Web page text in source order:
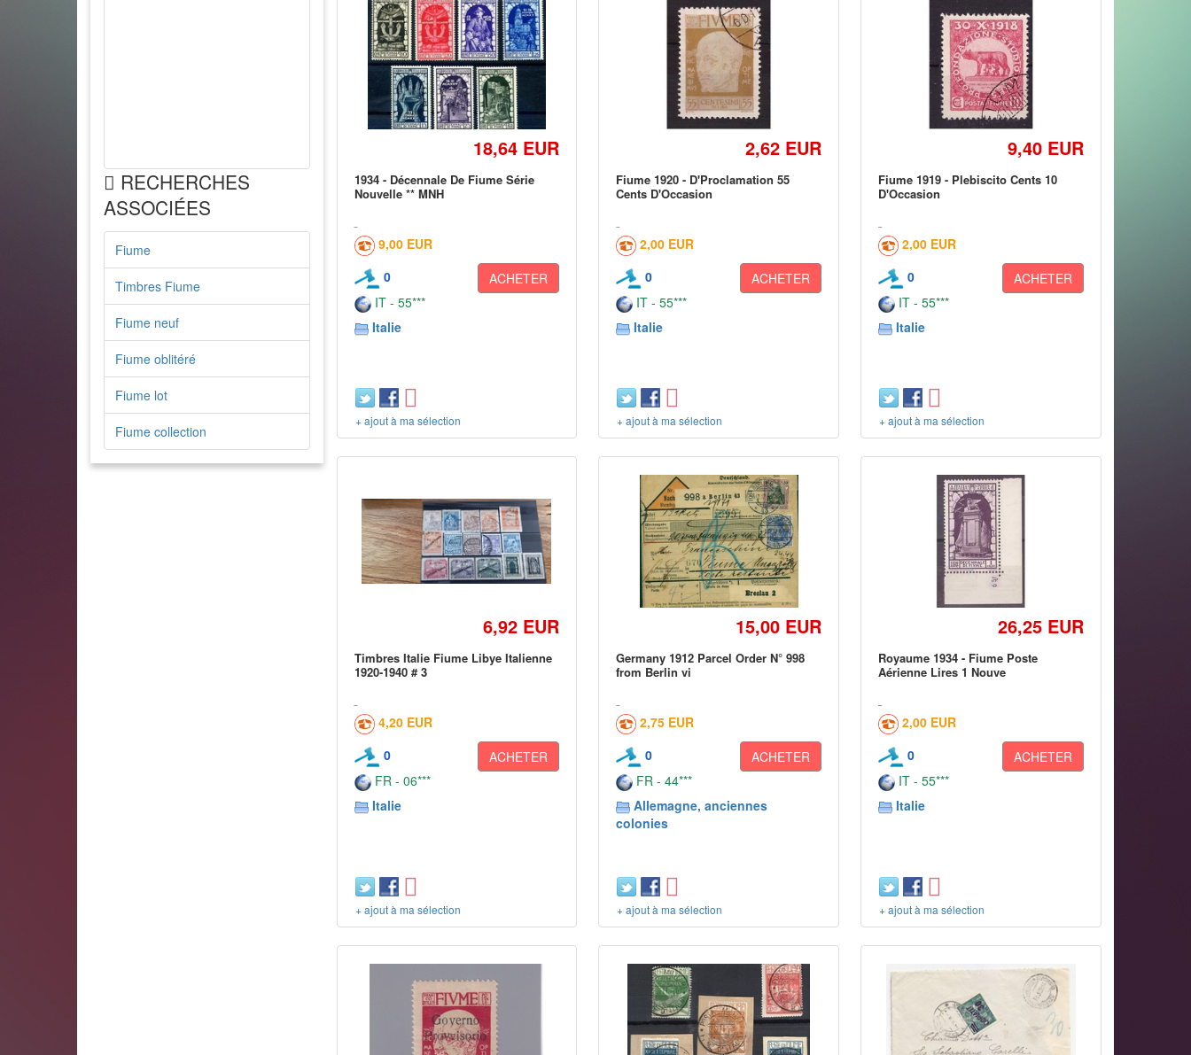
RECHERCHES
ASSOCIÉES
Fiume
Timbres Fiume
Fiume neuf
Fiume oblitéré
Fiume lot
Fiume collection
18,64 EUR
1934 - Décennale De Fiume Série
Nouvelle ** MNH
9,00 EUR
0
ACHETER
IT - 55***
Italie
+ ajout à ma sélection
2,62 EUR
Fiume 1920 - D'Proclamation 55
Cents D'Occasion
2,00 EUR
0
ACHETER
IT - 55***
Italie
+ ajout à ma sélection
9,40 EUR
Fiume 1919 - Plebiscito Cents 10
D'Occasion
2,00 EUR
0
ACHETER
IT - 55***
Italie
+ ajout à ma sélection
6,92 EUR
Timbres Italie Fiume Libye Italienne
1920-1940 # 3
4,20 EUR
0
ACHETER
FR - 06***
Italie
+ ajout à ma sélection
15,00 EUR
Germany 1912 Parcel Order N° 998
from Berlin vi
2,75 EUR
0
ACHETER
FR - 44***
Allemagne, anciennes
colonies
+ ajout à ma sélection
26,25 EUR
Royaume 1934 - Fiume Poste
Aérienne Lires 1 Nouve
2,00 EUR
0
ACHETER
IT - 55***
Italie
+ ajout à ma sélection